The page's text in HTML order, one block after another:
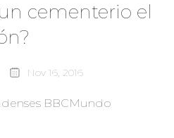
cementerio el
Nov 16, 2016